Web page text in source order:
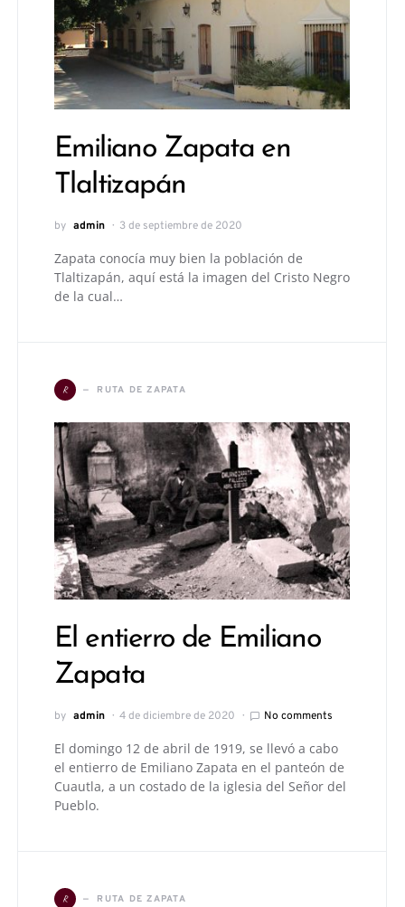
Emiliano Zapata en
Tlaltizapán
by admin 3 de septiembre de 2020
Zapata conocía muy bien la población de
Tlaltizapán, aquí está la imagen del Cristo Negro
de la cual…
R RUTA DE ZAPATA
El entierro de Emiliano
Zapata
by admin 4 de diciembre de 2020 No comments
El domingo 12 de abril de 1919, se llevó a cabo
el entierro de Emiliano Zapata en el panteón de
Cuautla, a un costado de la iglesia del Señor del
Pueblo.
R RUTA DE ZAPATA